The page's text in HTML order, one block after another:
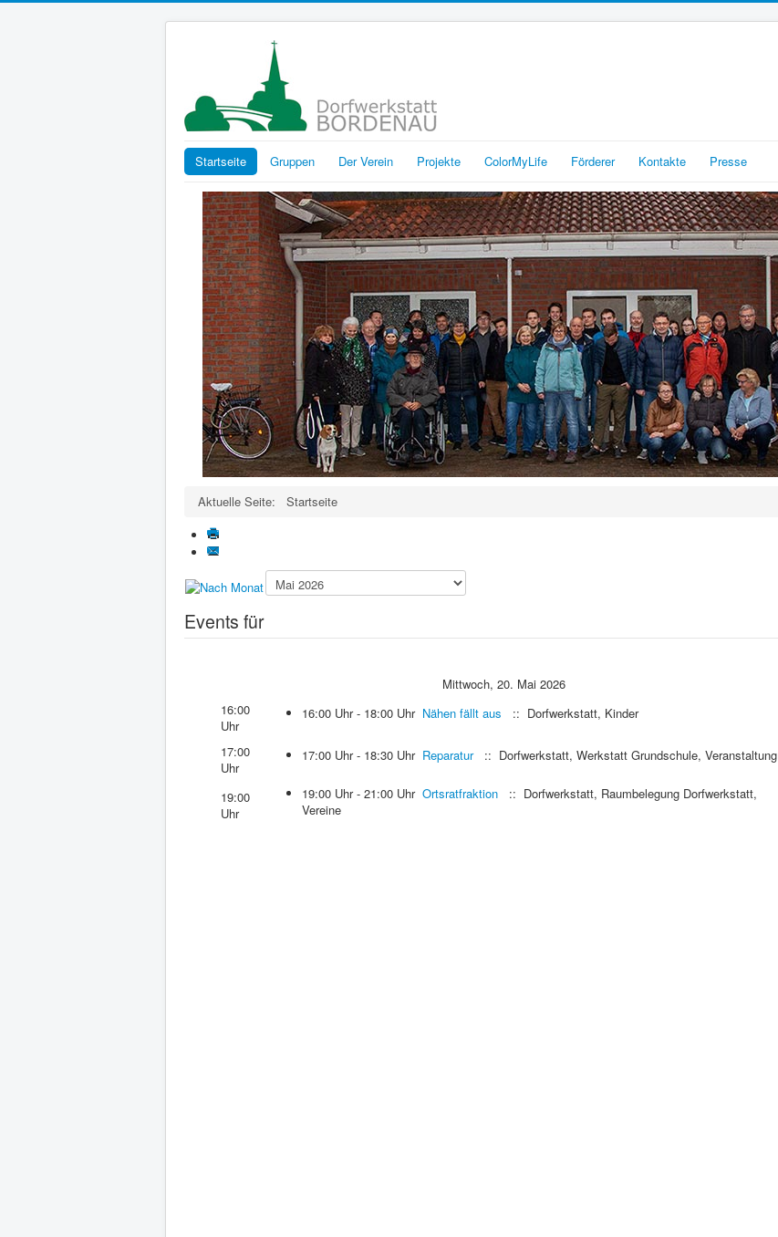
Startseite Gruppen Der Verein Projekte ColorMyLife Förderer Kontakte Presse
Aktuelle Seite: Startseite
Events für
Mittwoch, 20. Mai 2026
16:00
Uhr
16:00 Uhr - 18:00 Uhr Nähen fällt aus :: Dorfwerkstatt, Kinder
17:00
Uhr
17:00 Uhr - 18:30 Uhr Reparatur :: Dorfwerkstatt, Werkstatt Grundschule, Veranstaltung
19:00
Uhr
19:00 Uhr - 21:00 Uhr Ortsratfraktion
:: Dorfwerkstatt, Raumbelegung Dorfwerkstatt,
Vereine